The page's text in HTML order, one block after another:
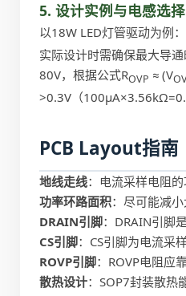
5. 设计实例与电感选择
以18W LED灯管驱动为例
实际设计时需确保最大导
80V，根据公式ROVP ≈ (V
>0.3V（
PCB Layout指南
地线走线：电流采样电阻
功率环路面积：尽可能减
DRAIN引脚：DRAIN引脚
CS引脚：CS引脚为电流采
ROVP引脚：ROVP电阻应
散热设计：SOP7封装散热